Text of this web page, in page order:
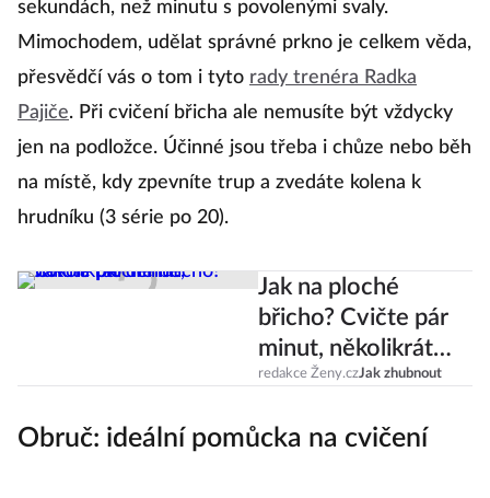
sekundách, než minutu s povolenými svaly.
Mimochodem, udělat správné prkno je celkem věda,
přesvědčí vás o tom i tyto rady trenéra Radka
Pajiče. Při cvičení břicha ale nemusíte být vždycky
jen na podložce. Účinné jsou třeba i chůze nebo běh
na místě, kdy zpevníte trup a zvedáte kolena k
hrudníku (3 série po 20).
Jak na ploché
břicho? Cvičte pár
minut, několikrát
denně
redakce Ženy.czJak zhubnout
Obruč: ideální pomůcka na cvičení